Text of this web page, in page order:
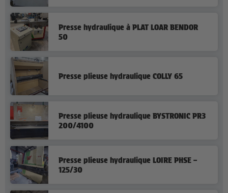
Presse hydraulique à PLAT LOAR BENDOR
50
Presse plieuse hydraulique COLLY 65
Presse plieuse hydraulique BYSTRONIC PR3
200/4100
Presse plieuse hydraulique LOIRE PHSE –
125/30